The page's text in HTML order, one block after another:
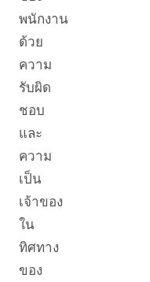
พนักงาน
ด้วย
ความ
รับผิด
ชอบ
และ
ความ
เป็น
เจ้าของ
ใน
ทิศทาง
ของ